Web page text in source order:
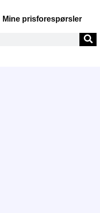
Mine prisforespørsler